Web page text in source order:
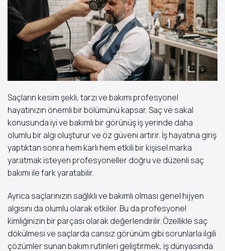
Saçların kesim şekli, tarzı ve bakımı profesyonel
hayatınızın önemli bir bölümünü kapsar. Saç ve sakal
konusunda iyi ve bakımlı bir görünüş iş yerinde daha
olumlu bir algı oluşturur ve öz güveni artırır. İş hayatına giriş
yaptıktan sonra hem karlı hem etkili bir kişisel marka
yaratmak isteyen profesyoneller doğru ve düzenli saç
bakımı ile fark yaratabilir.
Ayrıca saçlarınızın sağlıklı ve bakımlı olması genel hijyen
algısını da olumlu olarak etkiler. Bu da profesyonel
kimliğinizin bir parçası olarak değerlendirilir. Özellikle saç
dökülmesi ve saçlarda cansız görünüm gibi sorunlarla ilgili
çözümler sunan bakım rutinleri geliştirmek, iş dünyasında